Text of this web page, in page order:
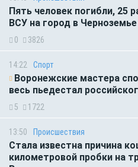
Пять человек погибли, 25
ВСУ на город в Черноземье
0 3826
14:22 Спорт
Воронежские мастера
весь пьедестал
5 1722
13:50 Происшествия
Стала известна причина
километровой пробки на